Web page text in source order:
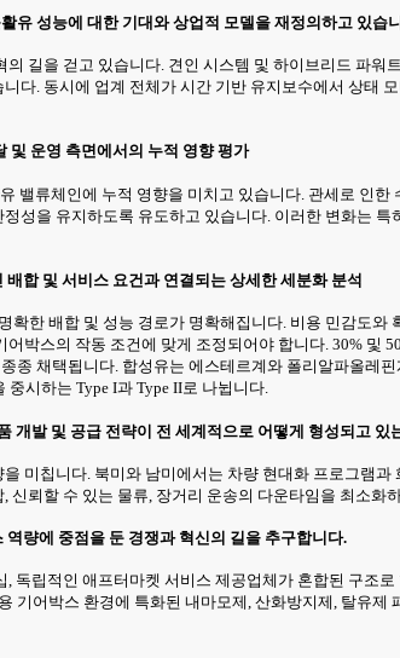
유 성능에 대한 기대와 상업적 모델을 재정의하고 있습
길을 걷고 있습니다. 견인 시스템 및 하이브리드 파
다. 동시에 업계 전체가 시간 기반 유지보수에서 상태
및 운영 측면에서의 누적 영향 평가
밸류체인에 누적 영향을 미치고 있습니다. 관세로 인
성을 유지하도록 유도하고 있습니다. 이러한 변화는
합 및 서비스 요건과 연결되는 상세한 세분화 분석
한 배합 및 성능 경로가 명확해집니다. 비용 민감도
박스의 작동 조건에 맞게 조정되어야 합니다. 30%
종 채택됩니다. 합성유는 에스테르계와 폴리알파올
시하는 Type I과 Type II로 나뉩니다.
개발 및 공급 전략이 전 세계적으로 어떻게 형성되고 있
미칩니다. 북미와 남미에서는 차량 현대화 프로그램
뢰할 수 있는 물류, 장거리 운송의 다운타임을 최소
량에 중점을 둔 경쟁과 혁신의 길을 추구합니다.
독립적인 애프터마켓 서비스 제공업체가 혼합된 구조
기어박스 환경에 특화된 내마모제, 산화방지제, 탈유